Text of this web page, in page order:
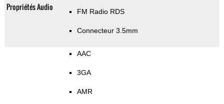
Propriétés Audio FM Radio RDS
Connecteur 3.5mm
AAC
3GA
AMR